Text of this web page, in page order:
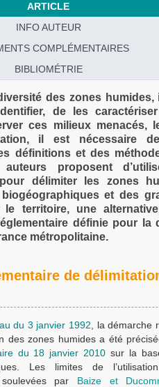
ARTICLE
INFO AUTEUR
COMPLÉMENTAIRES
BIBLIOMÉTRIE
des zones humides,
de les
ces milieux menacés,
il est nécessaire
définitions et des
proposent
pour délimiter les zones
biogéographiques et des
le territoire, une
définie pour la
métropolitaine.
de
du 3 janvier 1992 , la démarche
des zones humides a été
du 18 janvier 2010 sur la
Les limites de
par Baize et